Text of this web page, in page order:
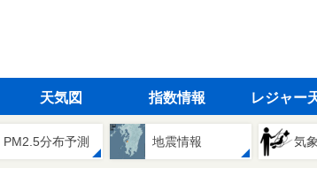
天気図 指数情報 レジャー
PM2.5分布予測 地震情報 気